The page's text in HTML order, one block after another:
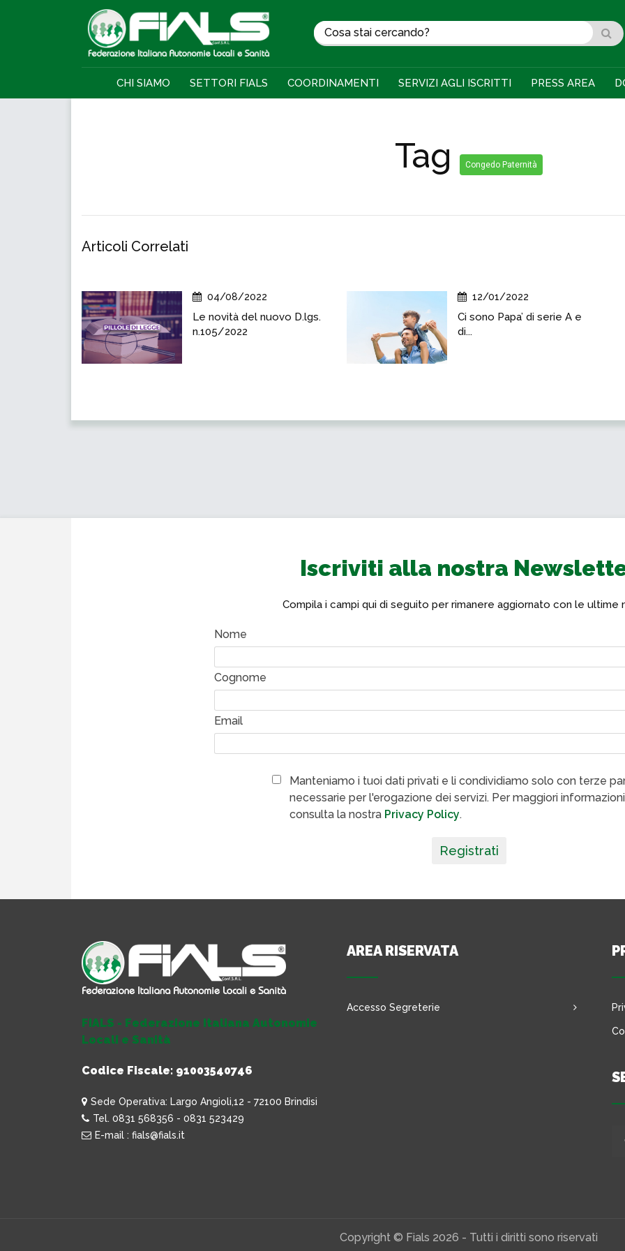
CHI SIAMO SETTORI FIALS COORDINAMENTI SERVIZI AGLI ISCRITTI PRESS AREA
Tag Congedo Paternità
Articoli Correlati
04/08/2022
Le novità del nuovo D.lgs.
n.105/2022
12/01/2022
Ci sono Papa’ di serie A e
di...
Iscriviti alla nostra
Compila i campi qui di seguito per rimanere aggiornato con le ultime
Nome
Cognome
Email
Manteniamo i tuoi dati privati e li condividiamo solo con terze
necessarie per l'erogazione dei servizi. Per maggiori
consulta la nostra Privacy Policy.
Registrati
FIALS - Federazione Italiana Autonomie
Locali e Sanità
Codice Fiscale: 91003540746
Sede Operativa: Largo Angioli,12 - 72100 Brindisi
Tel. 0831 568356 - 0831 523429
E-mail : fials@fials.it
AREA RISERVATA
Accesso Segreterie
Copyright © Fials 2026 - Tutti i diritti sono riservati